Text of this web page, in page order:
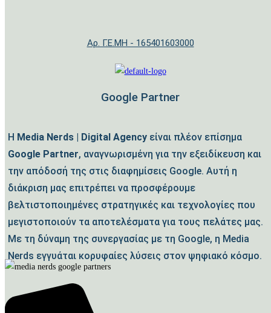
Αρ. Γ.Ε.ΜΗ - 165401603000
Google Partner
Η Media Nerds | Digital Agency είναι πλέον επίσημα
Google Partner, αναγνωρισμένη για την εξειδίκευση και
την απόδοσή της στις διαφημίσεις Google. Αυτή η
διάκριση μας επιτρέπει να προσφέρουμε
βελτιστοποιημένες στρατηγικές και τεχνολογίες που
μεγιστοποιούν τα αποτελέσματα για τους πελάτες μας.
Με τη δύναμη της συνεργασίας με τη Google, η Media
Nerds εγγυάται κορυφαίες λύσεις στον ψηφιακό κόσμο.